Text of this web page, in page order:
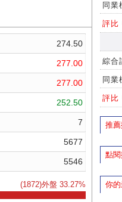
同業
評比
綜合
同業
評比
推
點
你